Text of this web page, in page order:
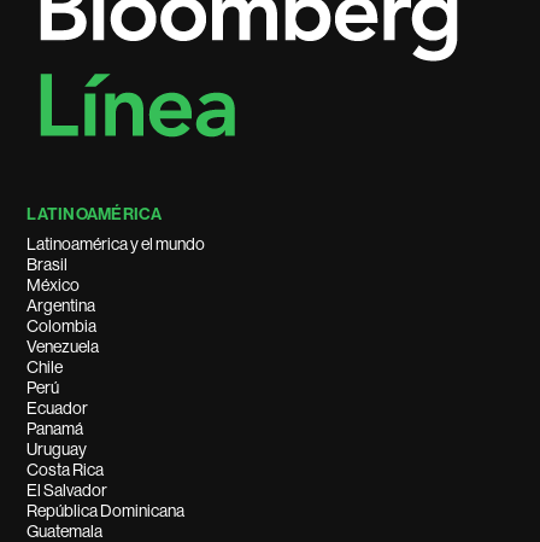
LATINOAMÉRICA
Latinoamérica y el mundo
Brasil
México
Argentina
Colombia
Venezuela
Chile
Perú
Ecuador
Panamá
Uruguay
Costa Rica
El Salvador
República Dominicana
Guatemala